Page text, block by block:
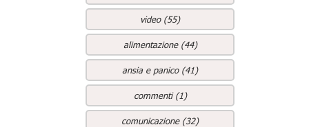
video (55)
alimentazione (44)
ansia e panico (41)
commenti (1)
comunicazione (32)